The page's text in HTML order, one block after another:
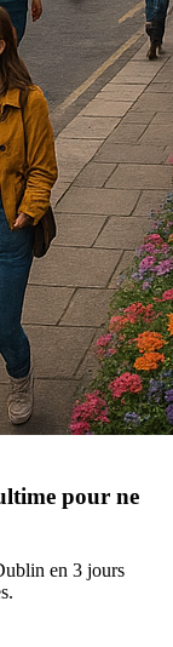
pour ne
en 3 jours